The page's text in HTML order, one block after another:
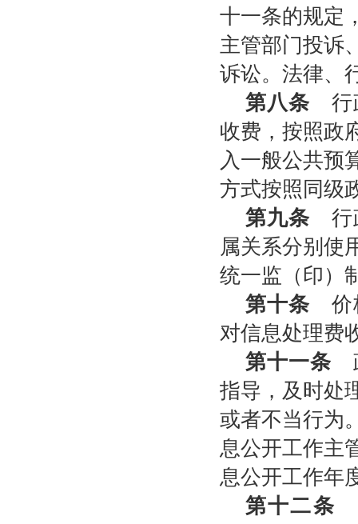
十一条的规定
主管部门投诉
诉讼。法律、
第八条 行
收费，按照政
入一般公共预
方式按照同级
第九条 行
属关系分别使
统一监（印）
第十条 价
对信息处理费
第十一条
指导，及时处
或者不当行为
息公开工作主
息公开工作年
第十二条